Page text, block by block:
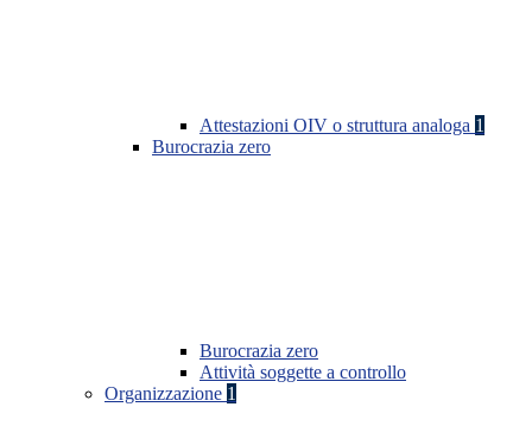
Attestazioni OIV o struttura analoga 1
Burocrazia zero
Burocrazia zero
Attività soggette a controllo
Organizzazione 1